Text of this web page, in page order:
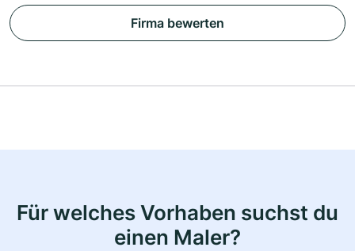
Firma bewerten
Für welches Vorhaben suchst du
einen Maler?